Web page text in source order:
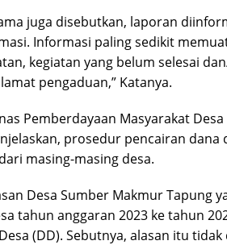
juga disebutkan, laporan
Informasi paling sedikit
kegiatan yang belum selesai
pengaduan,” Katanya.
Pemberdayaan Masyarakat
prosedur pencairan dana
masing-masing desa.
Desa Sumber Makmur Tapung
tahun anggaran 2023 ke tahun
(DD). Sebutnya, alasan itu